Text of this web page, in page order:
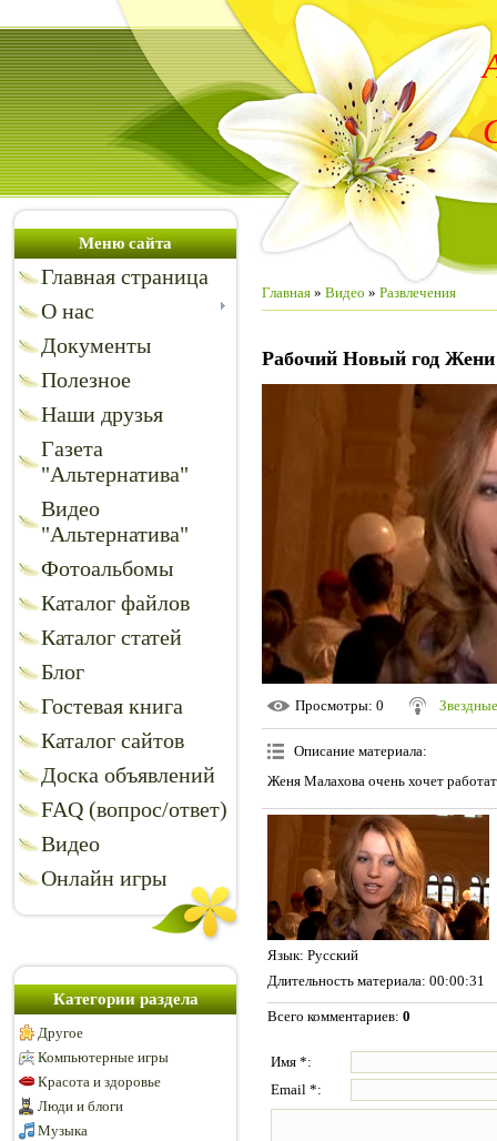
Меню сайта
Главная страница
О нас
Документы
Полезное
Наши друзья
Газета
"Альтернатива"
Видео
"Альтернатива"
Фотоальбомы
Каталог файлов
Каталог статей
Блог
Гостевая книга
Каталог сайтов
Доска объявлений
FAQ (вопрос/ответ)
Видео
Онлайн игры
Категории раздела
Другое
Компьютерные игры
Красота и здоровье
Люди и блоги
Музыка
Главная » Видео » Развлечения
Рабочий Новый год
Просмотры: 0
Описание материала:
Женя Малахова очень хочет
Язык: Русский
Длительность материала: 00:00:31
Всего комментариев: 0
Имя *:
Email *: